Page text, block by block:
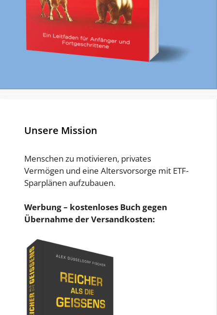
Unsere Mission
Menschen zu motivieren, privates
Vermögen und eine Altersvorsorge mit ETF-
Sparplänen aufzubauen.
Werbung – kostenloses Buch gegen
Übernahme der Versandkosten: